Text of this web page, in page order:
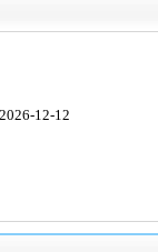
12-12